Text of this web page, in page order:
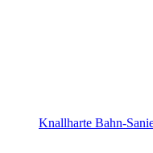
Knallharte Bahn-